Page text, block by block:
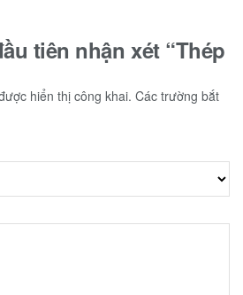
tiên nhận xét “Thép
hiển thị công khai. Các trường bắt